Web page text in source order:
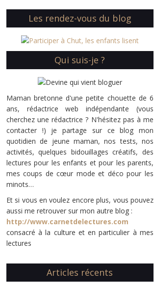
Les rendez-vous du blog
Qui suis-je ?
Maman bretonne d'une petite chouette de 6
ans, rédactrice web indépendante (vous
cherchez une rédactrice ? N'hésitez pas à me
contacter !) je partage sur ce blog mon
quotidien de jeune maman, nos tests, nos
activités, quelques bidouillages créatifs, des
lectures pour les enfants et pour les parents,
mes coups de cœur mode et déco pour les
minots…
Et si vous en voulez encore plus, vous pouvez
aussi me retrouver sur mon autre blog :
http://www.carnetdelectures.com
consacré à la culture et en particulier à mes
lectures
Articles récents